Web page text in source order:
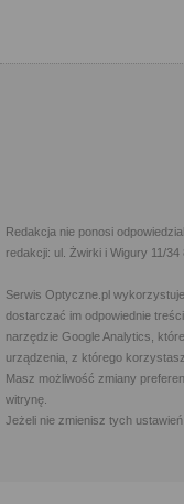
Redakcja nie ponosi
redakcji: ul. Żwirki i Wigury 11/
Serwis Optyczne.pl
dostarczać im odpowiednie
narzędzie Google Analytics,
urządzenia, z którego korzystasz.
Masz możliwość zmiany
witrynę.
Jeżeli nie zmienisz tych